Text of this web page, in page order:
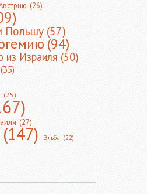
(26)
Польшу (57)
(94)
из Израиля (50)
(35)
(25)
(27)
(147) Эльба (22)